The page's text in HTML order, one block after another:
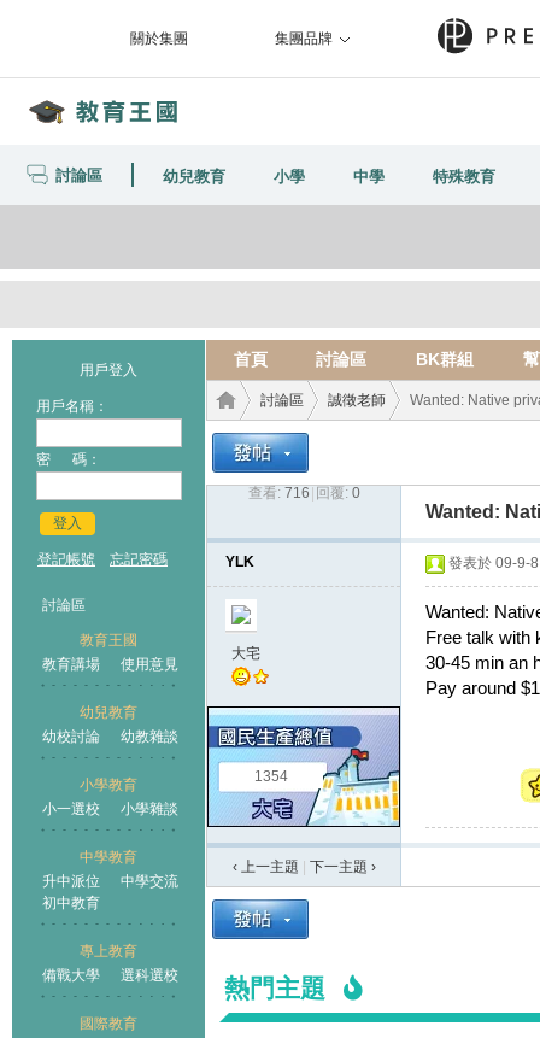
關於集團 集團品牌
討論區 幼兒教育 小學 中學 特殊教育
用戶登入
用戶名稱：
密 碼：
登入
登記帳號 忘記密碼
討論區
教育王國
教育講場
使用意見
幼兒教育
幼校討論
幼教雜談
小學教育
小一選校
小學雜談
中學教育
升中派位
中學交流
初中教育
專上教育
備戰大學
選科選校
國際教育
首頁 討論區 BK群組
王國
討論區
›
誠徵老師 Wanted: Native
查看: 716 回覆: 0
Wanted:
YLK
大宅
1354
發表於 09-9-
Wanted:
Free talk with
30-45 min an
Pay around
‹ 上一主題 下一主題 ›
熱門主題